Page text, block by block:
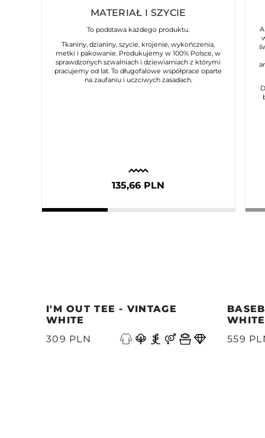
MATERIAŁ I SZYCIE
To podstawa każdego produktu.
Tkaniny, dzianiny, szycie, krojenie, wykończenia,
metki i pakowanie. Produkujemy w 100% Polsce, w
sprawdzonych szwalniach i dziewiarniach z którymi
pracujemy od lat. To długofalowe współprace oparte
na zaufaniu i uczciwych zasadach.
135,66 PLN
I'M OUT TEE - VINTAGE
WHITE
309 PLN
WHITE
559
Poprzedni